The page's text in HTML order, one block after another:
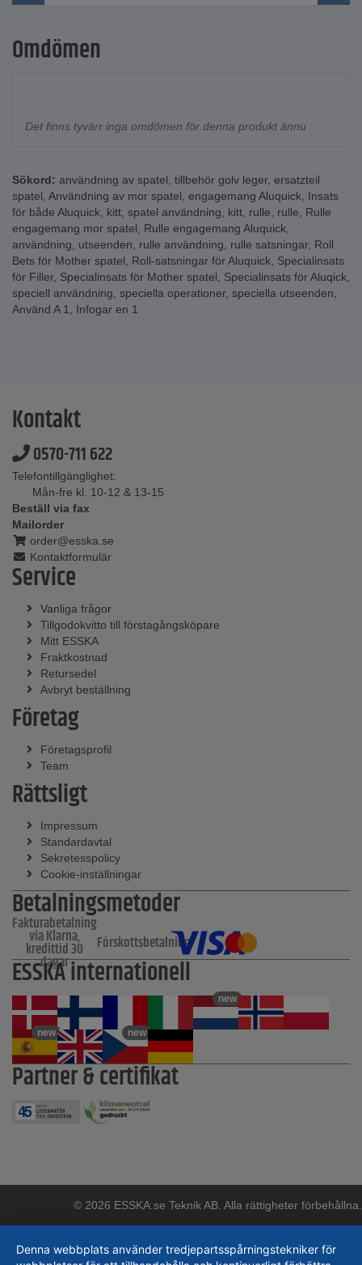
Omdömen
Det finns tyvärr inga omdömen för denna produkt ännu
Sökord: användning av spatel, tillbehör golv leger, ersatzteil
spatel, Användning av mor spatel, engagemang Aluquick, Insats
för både Aluquick, kitt, spatel användning, kitt, rulle, rulle, Rulle
engagemang mor spatel, Rulle engagemang Aluquick,
användning, utseenden, rulle användning, rulle satsningar, Roll
Bets för Mother spatel, Roll-satsningar för Aluquick, Specialinsats
för Filler, Specialinsats för Mother spatel, Specialinsats för Aluqick,
speciell användning, speciella operationer, speciella utseenden,
Använd A 1, Infogar en 1
Kontakt
0570-711 622
Telefontillgänglighet:
Mån-fre kl. 10-12 & 13-15
Beställ via fax
Mailorder
order@esska.se
Kontaktformulär
Service
Vanliga frågor
Tillgodokvitto till förstagångsköpare
Mitt ESSKA
Fraktkostnad
Retursedel
Avbryt beställning
Företag
Företagsprofil
Team
Rättsligt
Impressum
Standardavtal
Sekretesspolicy
Cookie-inställningar
Betalningsmetoder
Fakturabetalning
via Klarna,
kredittid 30
dagar
Förskottsbetalning
ESSKA internationell
new
new new
Partner & certifikat
© 2026 ESSKA.se Teknik AB. Alla rättigheter förbehållna.
Denna webbplats använder tredjepartsspårningstekniker för